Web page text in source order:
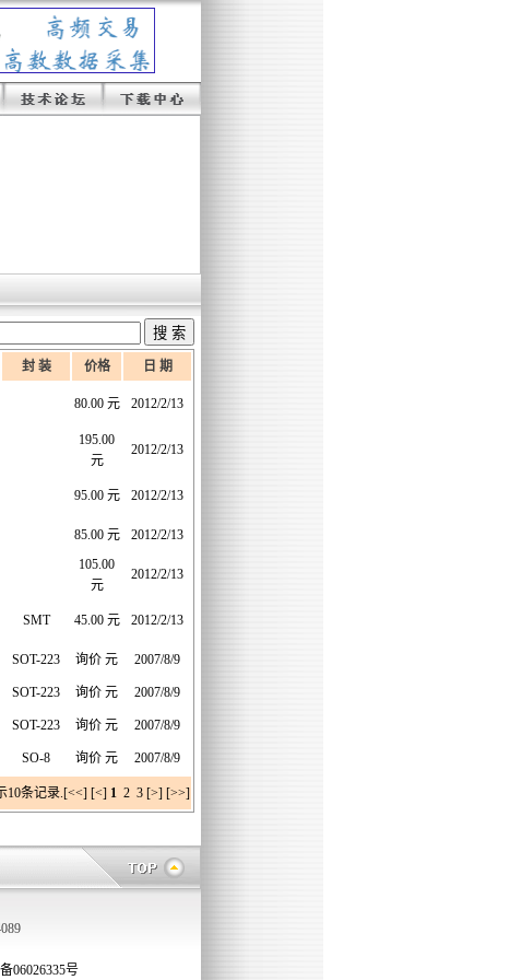
封 装 价格 日 期
80.00 元 2012/2/13
195.00
元
2012/2/13
95.00 元 2012/2/13
85.00 元 2012/2/13
105.00
元
2012/2/13
SMT 45.00 元 2012/2/13
SOT-223 询价 元 2007/8/9
SOT-223 询价 元 2007/8/9
SOT-223 询价 元 2007/8/9
SO-8 询价 元 2007/8/9
10条记录.[<<] [<] 1 2 3 [>] [>>]
06026335号